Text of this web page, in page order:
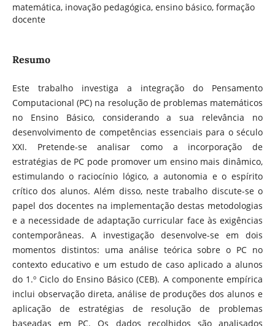
matemática, inovação pedagógica, ensino básico, formação
docente
Resumo
Este trabalho investiga a integração do Pensamento
Computacional (PC) na resolução de problemas matemáticos
no Ensino Básico, considerando a sua relevância no
desenvolvimento de competências essenciais para o século
XXI. Pretende-se analisar como a incorporação de
estratégias de PC pode promover um ensino mais dinâmico,
estimulando o raciocínio lógico, a autonomia e o espírito
crítico dos alunos. Além disso, neste trabalho discute-se o
papel dos docentes na implementação destas metodologias
e a necessidade de adaptação curricular face às exigências
contemporâneas. A investigação desenvolve-se em dois
momentos distintos: uma análise teórica sobre o PC no
contexto educativo e um estudo de caso aplicado a alunos
do 1.º Ciclo do Ensino Básico (CEB). A componente empírica
inclui observação direta, análise de produções dos alunos e
aplicação de estratégias de resolução de problemas
baseadas em PC. Os dados recolhidos são analisados